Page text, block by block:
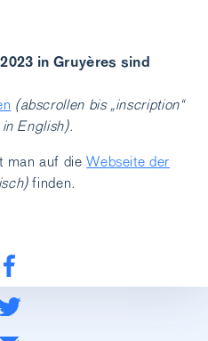
in Gruyères sind
(abscrollen bis „inscription“
English).
man auf dieWebseite der
finden.